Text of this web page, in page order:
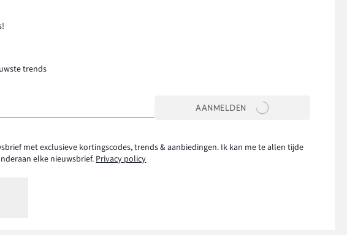
trends
AANMELDEN
met exclusieve kortingscodes, trends & aanbiedingen. Ik kan me te allen tijde
elke nieuwsbrief.Privacy policy